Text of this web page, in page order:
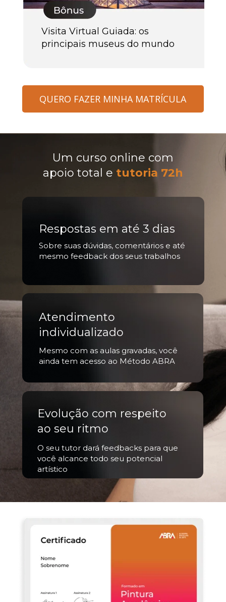
Visita Virtual Guiada: os
principais museus do mundo
QUERO FAZER MINHA MATRÍCULA
Um curso online com
apoio total e tutoria 72h
Atendimento
individualizado
Evolução com respeito
ao seu ritmo
Respostas em até 3 dias
Mesmo com as aulas gravadas, você
ainda tem acesso ao Método ABRA
O seu tutor dará feedbacks para que
você alcance todo seu potencial
artístico
Sobre suas dúvidas, comentários e até
mesmo feedback dos seus trabalhos